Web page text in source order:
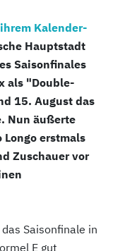
Kalender-
Hauptstadt
Saisonfinales
als "Double-
15. August das
Nun äußerte
erstmals
Zuschauer vor
Saisonfinale in
E gut